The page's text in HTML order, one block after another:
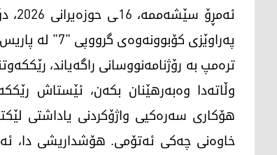
پەراوێزی کۆبوونەوەی گرووپی "7" لە پاریس، لەگەڵ تەمیم بن حەمەد ئەلسانی، میری قەتەر کۆبووەوە.
ترەمپ بە رۆژنامەنووسانی راگەیاند،
وڵاتەدا وەبەرهێنان بکەن، ئێستاش
هۆکاری سەرەکیی واژۆکردنی یاداشتی
خاوەنی چەکی ئەتۆمی. هۆشداریشی دا،